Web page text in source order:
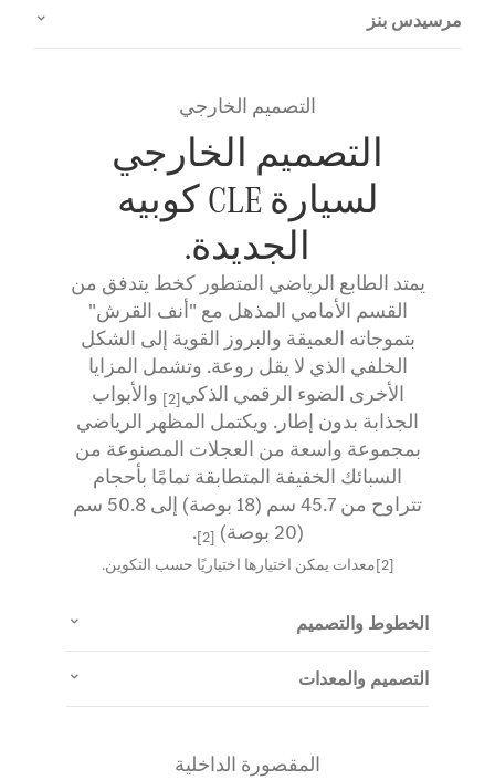
مرسيدس بنز
التصميم الخارجي
التصميم الخارجي
لسيارة CLE كوبيه
الجديدة.
يمتد الطابع الرياضي المتطور كخط يتدفق من
القسم الأمامي المذهل مع "أنف القرش"
بتموجاته العميقة والبروز القوية إلى الشكل
الخلفي الذي لا يقل روعة. وتشمل المزايا
الأخرى الضوء الرقمي الذكي[2]
والأبواب
الجذابة بدون إطار. ويكتمل المظهر الرياضي
بمجموعة واسعة من العجلات المصنوعة من
السبائك الخفيفة المتطابقة تمامًا بأحجام
تتراوح من 45.7 سم (18 بوصة) إلى 50.8 سم
(20 بوصة)
[2]
.
[2]معدات يمكن اختيارها اختياريًا حسب التكوين.
الخطوط والتصميم
التصميم والمعدات
المقصورة الداخلية